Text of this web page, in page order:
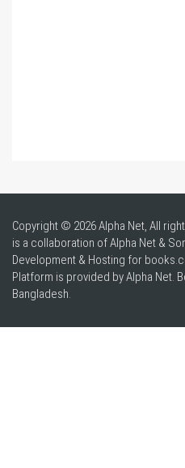
Copyright © 2026 Alpha Net, All
is a collaboration of Alpha Net &
Development & Hosting for
Platform is provided by Alpha Net.
Bangladesh.